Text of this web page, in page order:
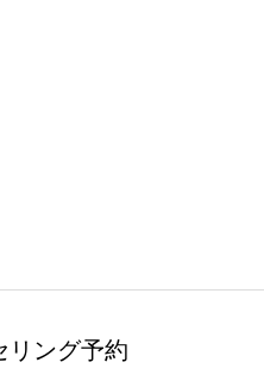
リング予約